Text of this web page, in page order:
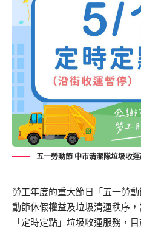
五一勞動節 中市清潔隊垃圾收運
勞工年度的重大節日「五一勞
動節休假權益及垃圾清運秩序
「定時定點」垃圾收運服務，